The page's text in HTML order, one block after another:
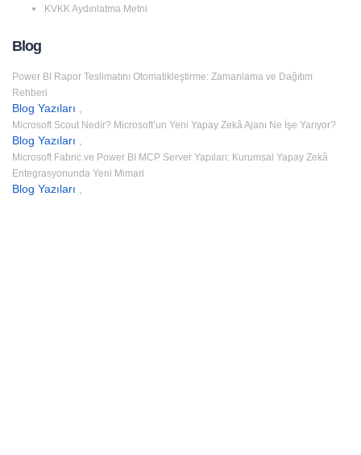
KVKK Aydınlatma Metni
Blog
Power BI Rapor Teslimatını Otomatikleştirme: Zamanlama ve Dağıtım
Rehberi
Blog Yazıları
Microsoft Scout Nedir? Microsoft’un Yeni Yapay Zekâ Ajanı Ne İşe Yarıyor?
Blog Yazıları
Microsoft Fabric ve Power BI MCP Server Yapıları: Kurumsal Yapay Zekâ
Entegrasyonunda Yeni Mimari
Blog Yazıları